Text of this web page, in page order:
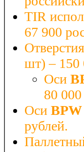
TIR
67 900
шт) – 150
Оси
80
Оси BPW
рублей.